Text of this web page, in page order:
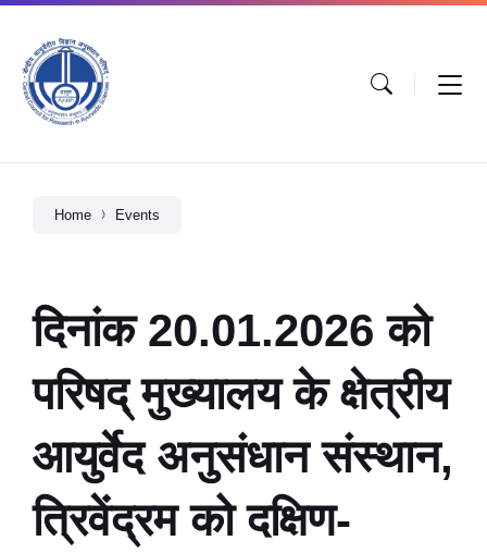
Home Events
दिनांक 20.01.2026 को
परिषद् मुख्यालय के क्षेत्रीय
आयुर्वेद अनुसंधान संस्थान,
त्रिवेंद्रम को दक्षिण-